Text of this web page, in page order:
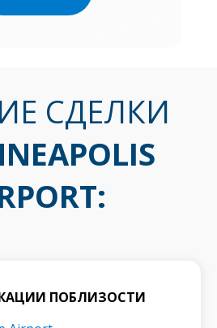
СДЕЛКИ
:
ПОБЛИЗОСТИ